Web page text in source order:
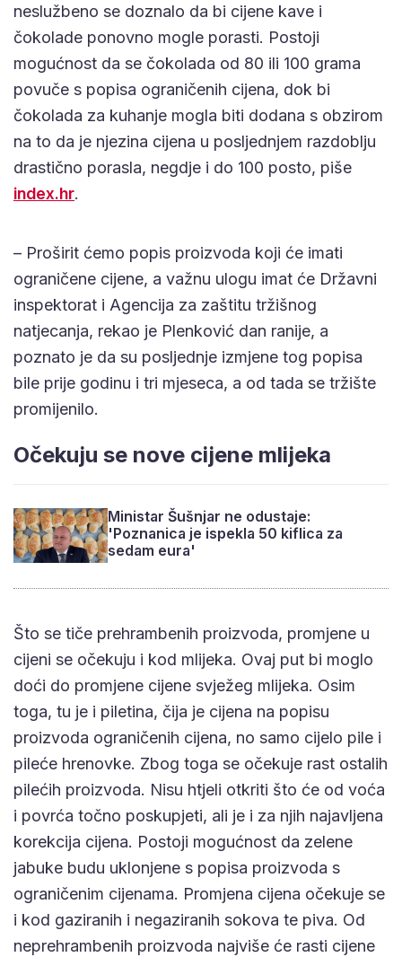
neslužbeno se doznalo da bi cijene kave i
čokolade ponovno mogle porasti. Postoji
mogućnost da se čokolada od 80 ili 100 grama
povuče s popisa ograničenih cijena, dok bi
čokolada za kuhanje mogla biti dodana s obzirom
na to da je njezina cijena u posljednjem razdoblju
drastično porasla, negdje i do 100 posto, piše
index.hr.
– Proširit ćemo popis proizvoda koji će imati
ograničene cijene, a važnu ulogu imat će Državni
inspektorat i Agencija za zaštitu tržišnog
natjecanja, rekao je Plenković dan ranije, a
poznato je da su posljednje izmjene tog popisa
bile prije godinu i tri mjeseca, a od tada se tržište
promijenilo.
Očekuju se nove cijene mlijeka
Ministar Šušnjar ne odustaje:
'Poznanica je ispekla 50 kiflica za
sedam eura'
Što se tiče prehrambenih proizvoda, promjene u
cijeni se očekuju i kod mlijeka. Ovaj put bi moglo
doći do promjene cijene svježeg mlijeka. Osim
toga, tu je i piletina, čija je cijena na popisu
proizvoda ograničenih cijena, no samo cijelo pile i
pileće hrenovke. Zbog toga se očekuje rast ostalih
pilećih proizvoda. Nisu htjeli otkriti što će od voća
i povrća točno poskupjeti, ali je i za njih najavljena
korekcija cijena. Postoji mogućnost da zelene
jabuke budu uklonjene s popisa proizvoda s
ograničenim cijenama. Promjena cijena očekuje se
i kod gaziranih i negaziranih sokova te piva. Od
neprehrambenih proizvoda najviše će rasti cijene